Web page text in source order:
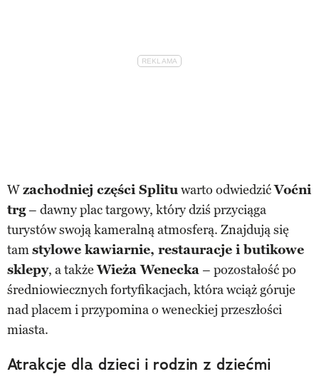
Wzachodniej części Splituwarto odwiedzićVoćni
trg– dawny plac targowy, który dziś przyciąga
turystów swoją kameralną atmosferą. Znajdują się
tamstylowe kawiarnie, restauracje i butikowe
sklepy, a takżeWieża Wenecka– pozostałość po
średniowiecznych fortyfikacjach, która wciąż góruje
nad placem i przypomina o weneckiej przeszłości
miasta.
Atrakcje dla dzieci i rodzin z dziećmi